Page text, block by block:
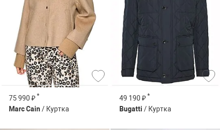
75 990 ₽ *
Marc Cain / Куртка
49 190 ₽ *
Bugatti / Куртка